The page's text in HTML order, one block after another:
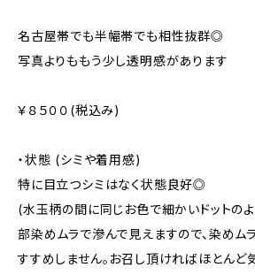
名古屋帯でも半幅帯でも相性抜群◎
写真よりももう少し透明感があります
￥８５００(税込み)
・状態 (シミや着用感)
特に目立つシミはなく状態良好◎
(水玉柄の間に同じお色で細かいドットの
部染めムラで滲んで見えますので、染めム
すすめしません。お召し頂ければほとんど